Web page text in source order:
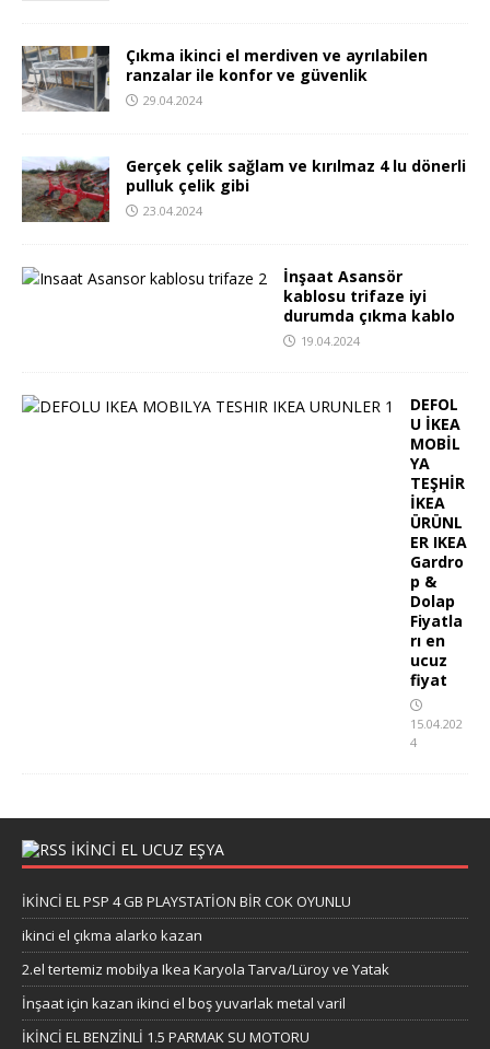
Çıkma ikinci el merdiven ve ayrılabilen
ranzalar ile konfor ve güvenlik
29.04.2024
Gerçek çelik sağlam ve kırılmaz 4 lu dönerli
pulluk çelik gibi
23.04.2024
İnşaat Asansör
kablosu trifaze iyi
durumda çıkma kablo
19.04.2024
DEFOL
U İKEA
MOBİL
YA
TEŞHİR
İKEA
ÜRÜNL
ER IKEA
Gardro
p &
Dolap
Fiyatla
rı en
ucuz
fiyat
15.04.202
4
İKİNCİ EL UCUZ EŞYA
İKİNCİ EL PSP 4 GB PLAYSTATİON BİR COK OYUNLU
ikinci el çıkma alarko kazan
2.el tertemiz mobilya Ikea Karyola Tarva/Lüroy ve Yatak
İnşaat için kazan ikinci el boş yuvarlak metal varil
İKİNCİ EL BENZİNLİ 1.5 PARMAK SU MOTORU